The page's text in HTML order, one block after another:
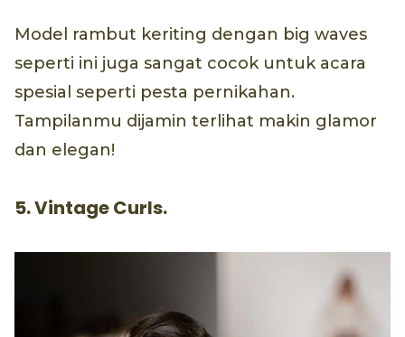
Model rambut keriting dengan big waves
seperti ini juga sangat cocok untuk acara
spesial seperti pesta pernikahan.
Tampilanmu dijamin terlihat makin glamor
dan elegan!
5. Vintage Curls.